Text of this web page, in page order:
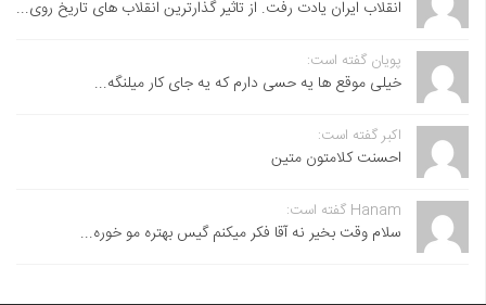
انقلاب ایران یادت رفت. از تاثیر گذارترین انقلاب های تاریخ روی...
پویان گفته است:
خیلی موقع ها یه حسی دارم که یه جای کار میلنگه...
اکبر گفته است:
احسنت ‌کلامتون متین
Hanam گفته است:
سلام وقت بخیر نه آقا فکر میکنم گیس بهتره مو خوره...